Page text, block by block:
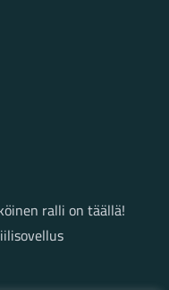
ralli on täällä!